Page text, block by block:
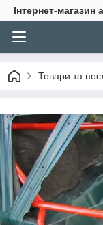
Інтернет-
Товари та